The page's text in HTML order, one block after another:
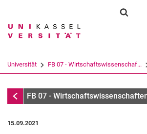
Suchbegriff
Suchen (öffnet
Universität FB 07 - Wirtschaftswissenschaf...
InfothekFB 07 -
15.09.2021